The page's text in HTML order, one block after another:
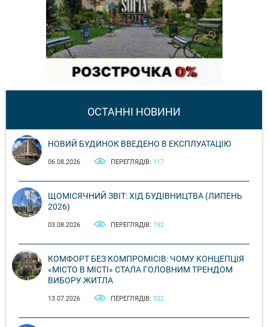
ОСТАННІ НОВИНИ
НОВИЙ БУДИНОК ВВЕДЕНО В ЕКСПЛУАТАЦІЮ
06.08.2026 ПЕРЕГЛЯДІВ: 117
ЩОМІСЯЧНИЙ ЗВІТ: ХІД БУДІВНИЦТВА (ЛИПЕНЬ
2026)
03.08.2026 ПЕРЕГЛЯДІВ: 192
КОМФОРТ БЕЗ КОМПРОМІСІВ: ЧОМУ КОНЦЕПЦІЯ
«МІСТО В МІСТІ» СТАЛА ГОЛОВНИМ ТРЕНДОМ
ВИБОРУ ЖИТЛА
13.07.2026 ПЕРЕГЛЯДІВ: 322